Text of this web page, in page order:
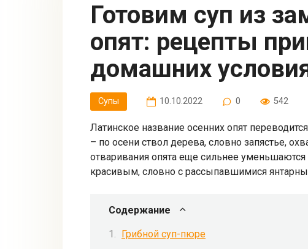
Готовим суп из замороженных
опят: рецепты
домашних
Супы 10.10.2022 0 542
Латинское название осенних опят
– по осени ствол дерева, словно запястье,
отваривания опята еще сильнее
красивым, словно с рассыпавшимися
Содержание
Грибной суп-пюре